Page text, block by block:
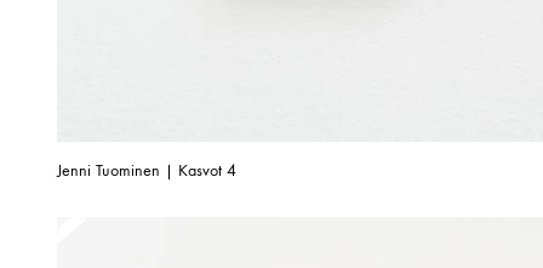
Jenni Tuominen | Kasvot 4